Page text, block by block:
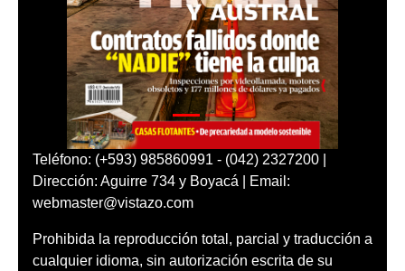
Teléfono: (+593) 985860991 - (042) 2327200 |
Dirección: Aguirre 734 y Boyacá | Email:
webmaster@vistazo.com
Prohibida la reproducción total, parcial y traducción a
cualquier idioma, sin autorización escrita de su